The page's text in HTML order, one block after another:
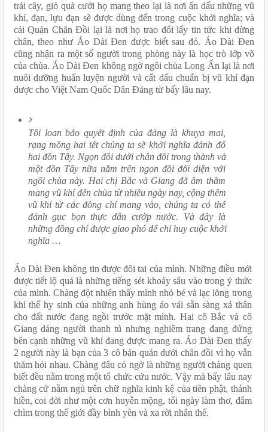
trái cây, giỏ quà cưới họ mang theo lại là nơi ẩn dấu những vũ
khí, đạn, lựu đạn sẽ được dùng đến trong cuộc khởi nghĩa; và
cái Quán Chân Đồi lại là nơi họ trao đổi lấy tin tức khi dừng
chân, theo như Áo Dài Đen được biết sau đó. Áo Dài Đen
cũng nhận ra một số người trong phòng này là học trò lớp võ
của chùa. Áo Dài Đen không ngờ ngôi chùa Long Ấn lại là nơi
nuôi dưỡng huấn luyện người và cất dấu chuẩn bị vũ khí đạn
dược cho Việt Nam Quốc Dân Đảng từ bấy lâu nay.
Tôi loan báo quyết định của đảng là khuya mai,
rạng mồng hai tết chúng ta sẽ khởi nghĩa đánh đổ
hai đồn Tây. Ngọn đồi dưới chân đồi trong thành và
một đồn Tây nữa nằm trên ngọn đồi đối diện với
ngôi chùa này. Hai chị Bắc và Giang đã âm thầm
mang vũ khí đến chùa từ nhiều ngày nay, cộng thêm
vũ khí từ các đồng chí mang vào, chúng ta có thể
đánh gục bọn thực dân cướp nước. Và đây là
những đồng chí được giao phó để chỉ huy cuộc khởi
nghĩa …
Áo Dài Đen không tin được đôi tai của mình. Những điều mới
được tiết lộ quả là những tiếng sét khoáy sâu vào trong ý thức
của mình. Chàng đột nhiên thấy mình nhỏ bé và lạc lõng trong
khí thế hy sinh của những anh hùng áo vải sẵn sàng xả thân
cho đất nước đang ngồi trước mặt mình. Hai cô Bắc và cô
Giang dáng người thanh tú nhưng nghiêm trang đang đứng
bên cạnh những vũ khí đang được mang ra. Áo Dài Đen thấy
2 người này là bạn của 3 cô bán quán dưới chân đồi vì họ vẫn
thăm hỏi nhau. Chàng đâu có ngờ là những người chàng quen
biết đều nằm trong một tổ chức cứu nước. Vậy mà bấy lâu nay
chàng cứ nằm ngủ trên chữ nghĩa kinh kệ của tiên phật, thánh
hiền, coi đời như một cơn huyễn mộng, tối ngày làm thơ, đắm
chìm trong thế giới đầy bình yên và xa rời nhân thế.